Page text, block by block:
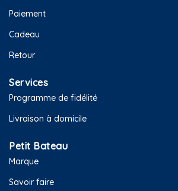
Paiement
Cadeau
Retour
Services
Programme de fidélité
Livraison à domicile
Petit Bateau
Marque
Savoir faire